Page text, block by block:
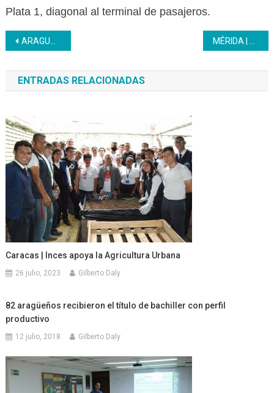
Plata 1, diagonal al terminal de pasajeros.
Navegación
de
entradas
ARAGUA | El Programa Luisa Cáceres de Arismendi impulsa la formación integral de privados de libertad en la región
ENTRADAS RELACIONADAS
Caracas | Inces apoya la Agricultura Urbana
26 julio, 2023 Gilberto Daly
82 aragüeños recibieron el título de bachiller con perfil
productivo
12 julio, 2018 Gilberto Daly